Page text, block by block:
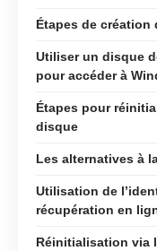
Étapes de
Utiliser un disque
pour accéder à
Étapes pour
disque
Les alternatives à
Utilisation de
récupération en
Réinitialisation via